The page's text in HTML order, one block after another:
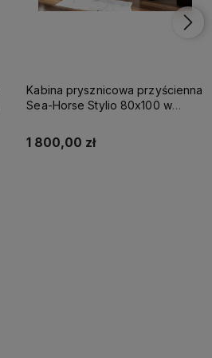
Kabina prysznicowa przyścienna
Sea-Horse Stylio 80x100 w
przezroczyste
1 800,00 zł